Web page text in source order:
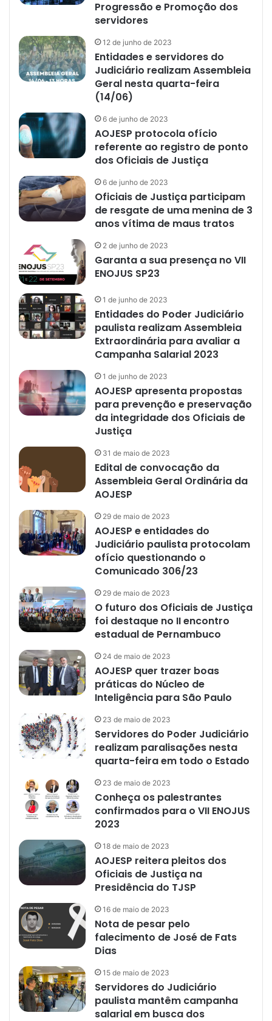
Progressão e Promoção dos
servidores
12 de junho de 2023
Entidades e servidores do
Judiciário realizam Assembleia
Geral nesta quarta-feira
(14/06)
6 de junho de 2023
AOJESP protocola ofício
referente ao registro de ponto
dos Oficiais de Justiça
6 de junho de 2023
Oficiais de Justiça participam
de resgate de uma menina de 3
anos vítima de maus tratos
2 de junho de 2023
Garanta a sua presença no VII
ENOJUS SP23
1 de junho de 2023
Entidades do Poder Judiciário
paulista realizam Assembleia
Extraordinária para avaliar a
Campanha Salarial 2023
1 de junho de 2023
AOJESP apresenta propostas
para prevenção e preservação
da integridade dos Oficiais de
Justiça
31 de maio de 2023
Edital de convocação da
Assembleia Geral Ordinária da
AOJESP
29 de maio de 2023
AOJESP e entidades do
Judiciário paulista protocolam
ofício questionando o
Comunicado 306/23
29 de maio de 2023
O futuro dos Oficiais de Justiça
foi destaque no II encontro
estadual de Pernambuco
24 de maio de 2023
AOJESP quer trazer boas
práticas do Núcleo de
Inteligência para São Paulo
23 de maio de 2023
Servidores do Poder Judiciário
realizam paralisações nesta
quarta-feira em todo o Estado
23 de maio de 2023
Conheça os palestrantes
confirmados para o VII ENOJUS
2023
18 de maio de 2023
AOJESP reitera pleitos dos
Oficiais de Justiça na
Presidência do TJSP
16 de maio de 2023
Nota de pesar pelo
falecimento de José de Fats
Dias
15 de maio de 2023
Servidores do Judiciário
paulista mantêm campanha
salarial em busca dos